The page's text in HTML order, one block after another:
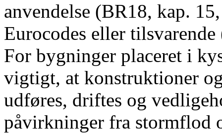
anvendelse (BR18, kap.
Eurocodes eller
For bygninger placeret i
vigtigt, at konstruktioner
udføres, driftes og
påvirkninger fra stormflod